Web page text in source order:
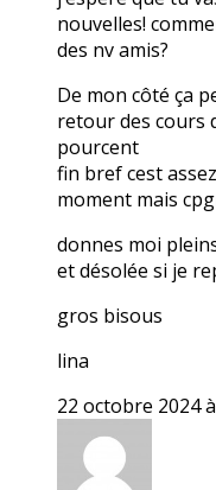
nouvelles!
des nv amis?
De mon côté ça
retour des cours
pourcent
fin bref cest
moment mais
donnes moi
et désolée si je
gros bisous
lina
22 octobre 2024